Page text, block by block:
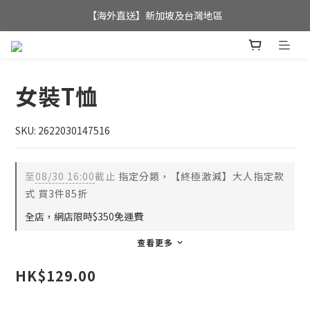
全店滿$350，即可享港澳地區免運費;
【海外直送】新加坡及台灣地區
女裝T恤
SKU: 2622030147516
至08/30 16:00截止 指定分類，【終極激減】大人指定款
式 買3件85折
全店，網店限時$350免運費
查看更多
HK$129.00